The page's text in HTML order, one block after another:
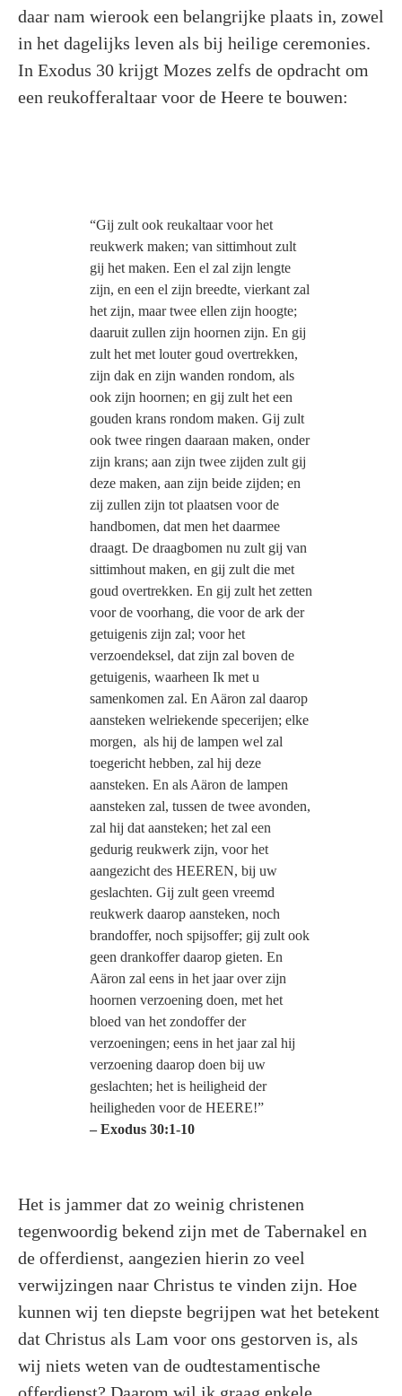
daar nam wierook een belangrijke plaats in, zowel
in het dagelijks leven als bij heilige ceremonies.
In Exodus 30 krijgt Mozes zelfs de opdracht om
een reukofferaltaar voor de Heere te bouwen:
“Gij zult ook reukaltaar voor het
reukwerk maken; van sittimhout zult
gij het maken. Een el zal zijn lengte
zijn, en een el zijn breedte, vierkant zal
het zijn, maar twee ellen zijn hoogte;
daaruit zullen zijn hoornen zijn. En gij
zult het met louter goud overtrekken,
zijn dak en zijn wanden rondom, als
ook zijn hoornen; en gij zult het een
gouden krans rondom maken. Gij zult
ook twee ringen daaraan maken, onder
zijn krans; aan zijn twee zijden zult gij
deze maken, aan zijn beide zijden; en
zij zullen zijn tot plaatsen voor de
handbomen, dat men het daarmee
draagt. De draagbomen nu zult gij van
sittimhout maken, en gij zult die met
goud overtrekken. En gij zult het zetten
voor de voorhang, die voor de ark der
getuigenis zijn zal; voor het
verzoendeksel, dat zijn zal boven de
getuigenis, waarheen Ik met u
samenkomen zal. En Aäron zal daarop
aansteken welriekende specerijen; elke
morgen, als hij de lampen wel zal
toegericht hebben, zal hij deze
aansteken. En als Aäron de lampen
aansteken zal, tussen de twee avonden,
zal hij dat aansteken; het zal een
gedurig reukwerk zijn, voor het
aangezicht des HEEREN, bij uw
geslachten. Gij zult geen vreemd
reukwerk daarop aansteken, noch
brandoffer, noch spijsoffer; gij zult ook
geen drankoffer daarop gieten. En
Aäron zal eens in het jaar over zijn
hoornen verzoening doen, met het
bloed van het zondoffer der
verzoeningen; eens in het jaar zal hij
verzoening daarop doen bij uw
geslachten; het is heiligheid der
heiligheden voor de HEERE!”
– Exodus 30:1-10
Het is jammer dat zo weinig christenen
tegenwoordig bekend zijn met de Tabernakel en
de offerdienst, aangezien hierin zo veel
verwijzingen naar Christus te vinden zijn. Hoe
kunnen wij ten diepste begrijpen wat het betekent
dat Christus als Lam voor ons gestorven is, als
wij niets weten van de oudtestamentische